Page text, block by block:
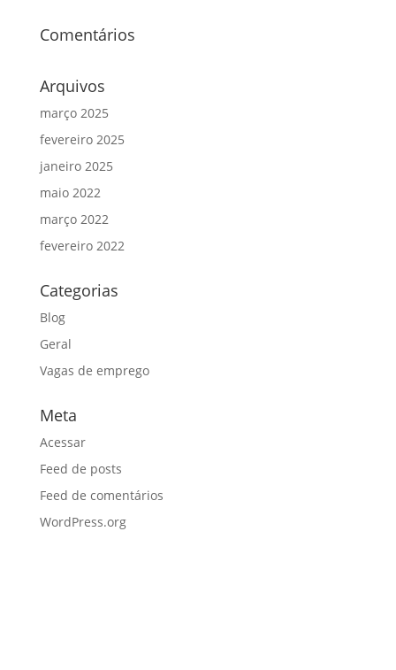
Comentários
Arquivos
março 2025
fevereiro 2025
janeiro 2025
maio 2022
março 2022
fevereiro 2022
Categorias
Blog
Geral
Vagas de emprego
Meta
Acessar
Feed de posts
Feed de comentários
WordPress.org